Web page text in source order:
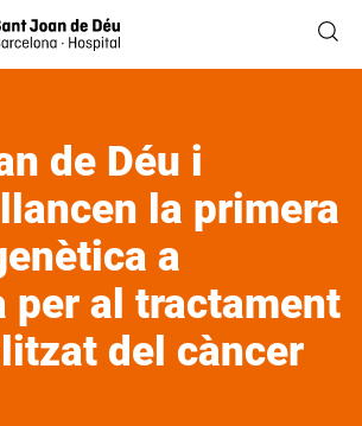
de Déu i
la primera
a
per al tractament
del càncer